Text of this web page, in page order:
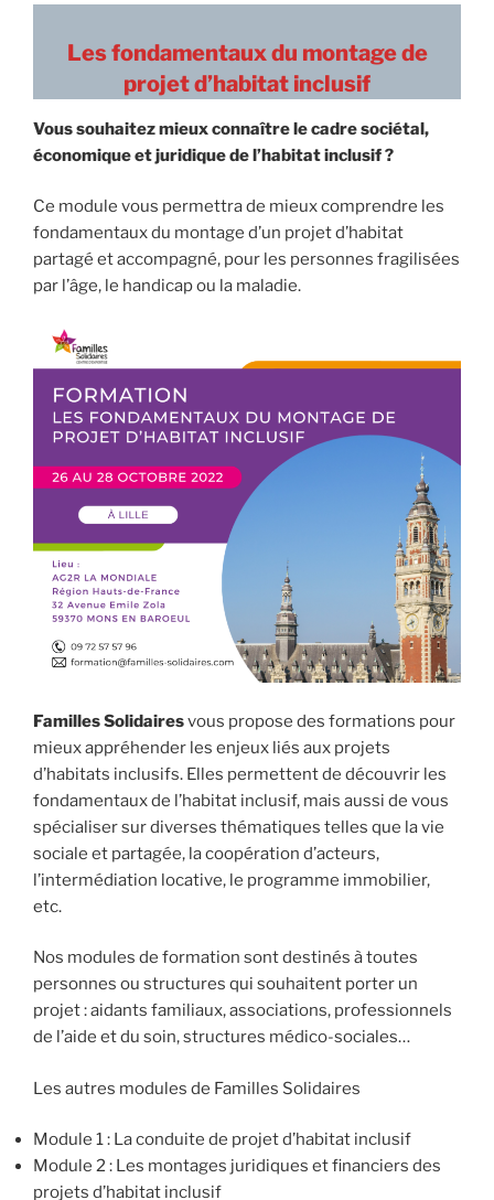
Les fondamentaux du montage de
projet d’habitat inclusif
Vous souhaitez mieux connaître le cadre sociétal,
économique et juridique de l’habitat inclusif ?
Ce module vous permettra de mieux comprendre les
fondamentaux du montage d’un projet d’habitat
partagé et accompagné, pour les personnes fragilisées
par l’âge, le handicap ou la maladie.
Familles Solidairesvous propose des formations pour
mieux appréhender les enjeux liés aux projets
d’habitats inclusifs. Elles permettent de découvrir les
fondamentaux de l’habitat inclusif, mais aussi de vous
spécialiser sur diverses thématiques telles que la vie
sociale et partagée, la coopération d’acteurs,
l’intermédiation locative, le programme immobilier,
etc.
Nos modules de formation sont destinés à toutes
personnes ou structures qui souhaitent porter un
projet : aidants familiaux, associations, professionnels
de l’aide et du soin, structures médico-sociales…
Les autres modules de Familles Solidaires
Module 1 : La conduite de projet d’habitat inclusif
Module 2 : Les montages juridiques et financiers des
projets d’habitat inclusif